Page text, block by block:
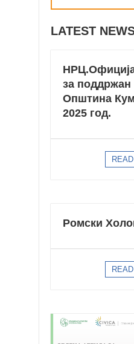
LATEST
за поддржан
Општина
2025 год.
Ромски